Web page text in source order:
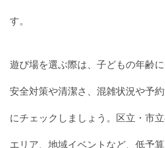
す。
遊び場を選ぶ際は、子どもの年齢
安全対策や清潔さ、混雑状況や予
にチェックしましょう。区立・市
エリア、地域イベントなど、低予